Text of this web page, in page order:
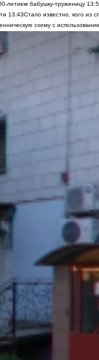
летием бабушку-труженицу
13:43Стало известно, кого из
схему с